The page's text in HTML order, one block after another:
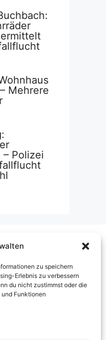
zu speichern
Erlebnis zu verbessern
du nicht zustimmst oder die
Funktionen
Mehrere
Polizei